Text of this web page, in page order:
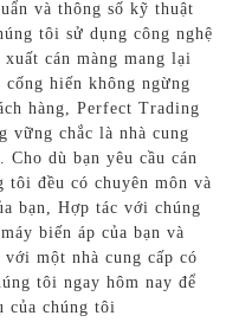
và thông số kỹ thuật
tôi sử dụng công nghệ
cán màng mang lại
hiến không ngừng
hàng, Perfect Trading
vững chắc là nhà cung
Cho dù bạn yêu cầu cán
tôi đều có chuyên môn và
bạn, Hợp tác với chúng
biến áp của bạn và
một nhà cung cấp có
tôi ngay hôm nay để
của chúng tôi